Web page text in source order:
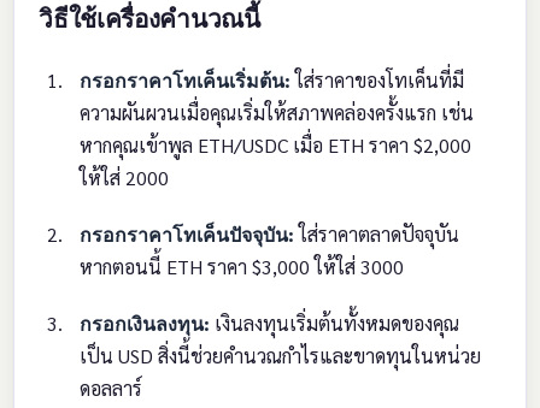
วิธีใช้เครื่องคำนวณนี้
กรอกราคาโทเค็นเริ่มต้น:ใส่ราคาของโทเค็นที่มี
ความผันผวนเมื่อคุณเริ่มให้สภาพคล่องครั้งแรก เช่น
หากคุณเข้าพูล ETH/USDC เมื่อ ETH ราคา $2,000
ให้ใส่ 2000
กรอกราคาโทเค็นปัจจุบัน:ใส่ราคาตลาดปัจจุบัน
หากตอนนี้ ETH ราคา $3,000 ให้ใส่ 3000
กรอกเงินลงทุน: เงินลงทุนเริ่มต้นทั้งหมดของคุณ
เป็น USD สิ่งนี้ช่วยคำนวณกำไรและขาดทุนในหน่วย
ดอลลาร์